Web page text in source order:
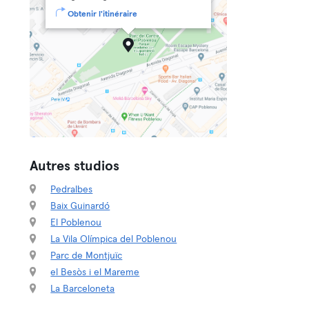
Obtenir l'itinéraire
Autres studios
Pedralbes
Baix Guinardó
El Poblenou
La Vila Olímpica del Poblenou
Parc de Montjuïc
el Besòs i el Mareme
La Barceloneta